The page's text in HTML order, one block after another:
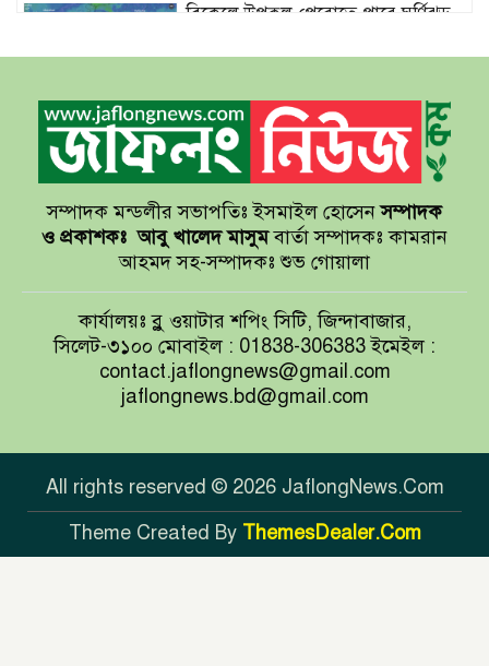
বিকেলে উপকূল পেরোতে পারে ঘূর্ণিঝড়
সেন্টমার্টিনের সব হোটেল-মোটেল-
রিসোর্টকে আশ্রয়কেন্দ্র ঘোষণা
বাখমুত পুনরুদ্ধারের দাবি ইউক্রেনের
আয়ারল্যান্ডের রানের পাহাড় টপকে
টাইগারদের জয়
সুখবর দিলেন জয়া আহসান
সম্পাদক মন্ডলীর সভাপতিঃ ইসমাইল হোসেনসম্পাদক
ও প্রকাশকঃ আবু খালেদ মাসুমবার্তা সম্পাদকঃ কামরান
আহমদ সহ-সম্পাদকঃ শুভ গোয়ালা
কার্যালয়ঃ ব্লু ওয়াটার শপিং সিটি, জিন্দাবাজার,
সিলেট-৩১০০ মোবাইল : 01838-306383 ইমেইল :
contact.jaflongnews@gmail.com
jaflongnews.bd@gmail.com
All rights reserved © 2026 JaflongNews.Com
Theme Created By ThemesDealer.Com